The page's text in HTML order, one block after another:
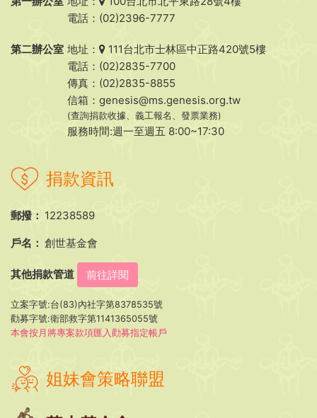
電話：(02)2396-7777
第二辦公室 地址：
111台北市士林區中正路420號5樓
電話：(02)2835-7700
傳真：(02)2835-8855
信箱： genesis@ms.genesis.org.tw
(查詢捐款收據、義工報名、發票業務)
服務時間:週一至週五 8:00~17:30
捐款資訊
郵撥： 12238589
戶名： 創世基金會
其他捐款管道 前往詳閱
立案字號:台(83)內社字第8378535號
勸募字號:衛部救字第1141365055號
本會按月將專案款項匯入勸募指定帳戶
姐妹會策略聯盟